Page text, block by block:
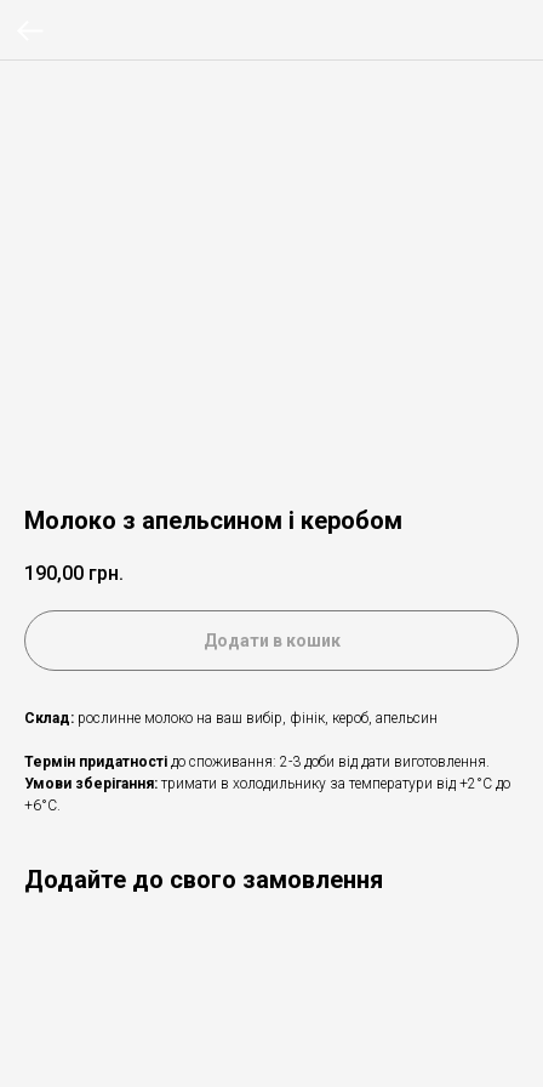
Молоко з апельсином і керобом
190,00 грн.
Додати в кошик
Склад: рослинне молоко на ваш вибір, фінік, кероб, апельсин
Термін придатності до споживання: 2-3 доби від дати виготовлення.
Умови зберігання: тримати в холодильнику за температури від +2°С до
+6°С.
Додайте до свого замовлення